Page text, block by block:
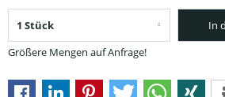
Größere Mengen auf Anfrage!
In